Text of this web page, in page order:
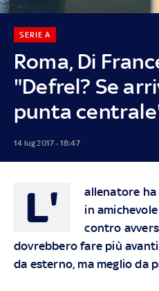
Roma, Di
"Defrel? Se
punta
SERIE A
14 lug 2017 - 18:47
L'
allenatore ha
in
contro
dovrebbero fare più
da esterno, ma meglio da